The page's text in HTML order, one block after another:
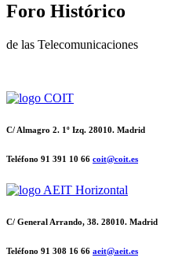
Foro Histórico
de las Telecomunicaciones
C/ Almagro 2. 1º Izq. 28010. Madrid
Teléfono 91 391 10 66 coit@coit.es
C/ General Arrando, 38. 28010. Madrid
Teléfono 91 308 16 66 aeit@aeit.es